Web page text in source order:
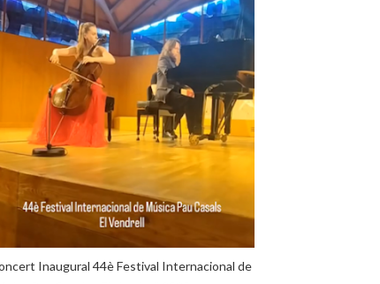
Inaugural 44è Festival Internacional de